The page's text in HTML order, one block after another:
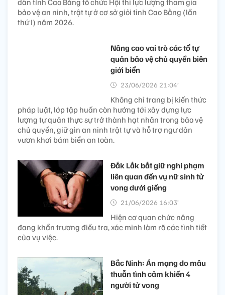
dân tỉnh Cao Bằng tổ chức Hội thi lực lượng tham gia
bảo vệ an ninh, trật tự ở cơ sở giỏi tỉnh Cao Bằng (lần
thứ I) năm 2026.
Nâng cao vai trò các tổ tự
quản bảo vệ chủ quyền biên
giới biển
23/06/2026 21:04’
Không chỉ trang bị kiến thức
pháp luật, lớp tập huấn còn hướng tới xây dựng lực
lượng tự quản thực sự trở thành hạt nhân trong bảo vệ
chủ quyền, giữ gìn an ninh trật tự và hỗ trợ ngư dân
vươn khơi bám biển an toàn.
Đắk Lắk bắt giữ nghi phạm
liên quan đến vụ nữ sinh tử
vong dưới giếng
21/06/2026 16:03’
Hiện cơ quan chức năng
đang khẩn trương điều tra, xác minh làm rõ các tình tiết
của vụ việc.
Bắc Ninh: Án mạng do mâu
thuẫn tình cảm khiến 4
người tử vong